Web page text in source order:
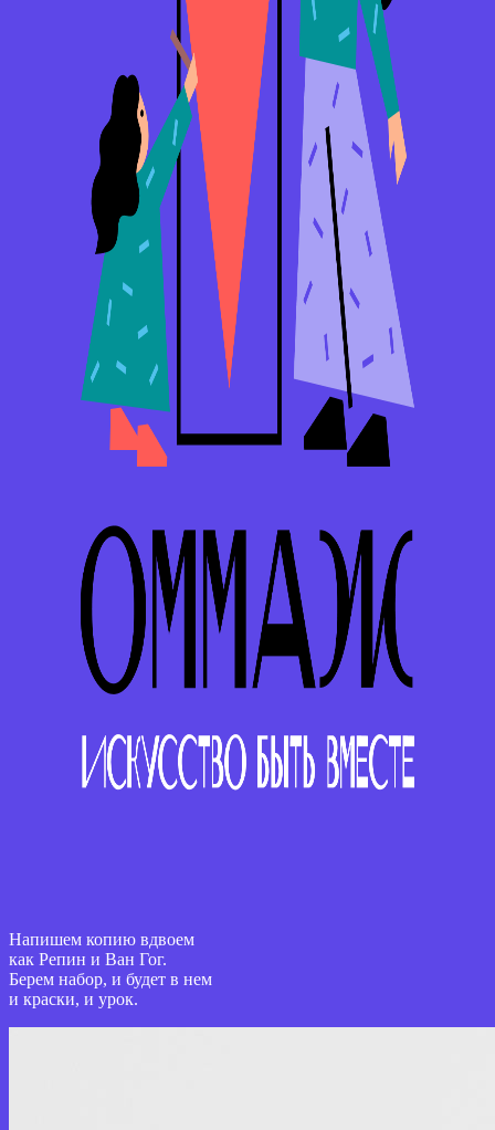
Напишем копию вдвоем
как Репин и Ван Гог.
Берем набор, и будет в нем
и краски, и урок.